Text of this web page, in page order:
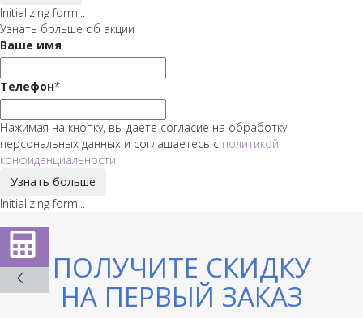
Initializing form...
Узнать больше об акции
Ваше имя
Телефон*
Нажимая на кнопку, вы даете согласие на обработку
персональных данных и соглашаетесь с политикой
конфиденциальности
Узнать больше
Initializing form...
ПОЛУЧИТЕ СКИДКУ
НА ПЕРВЫЙ ЗАКАЗ